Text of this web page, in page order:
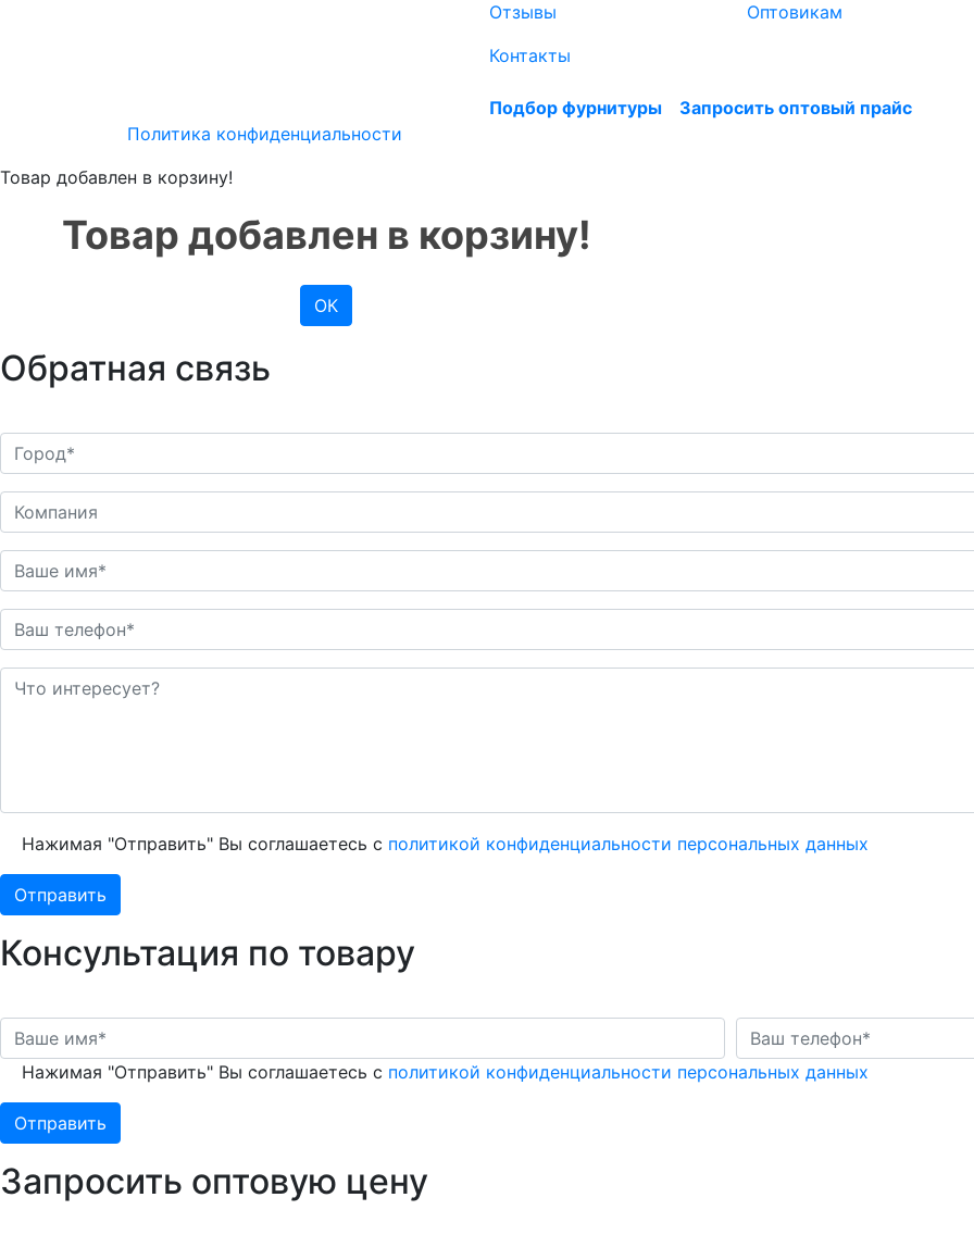
Отзывы
Контакты
Оптовикам
Подбор фурнитуры Запросить оптовый прайс
Политика конфиденциальности
Товар добавлен в корзину!
Товар добавлен в корзину!
ОК
Обратная связь
Нажимая "Отправить" Вы соглашаетесь с политикой конфиденциальности персональных данных
Консультация по товару
Нажимая "Отправить" Вы соглашаетесь с политикой конфиденциальности персональных данных
Запросить оптовую цену